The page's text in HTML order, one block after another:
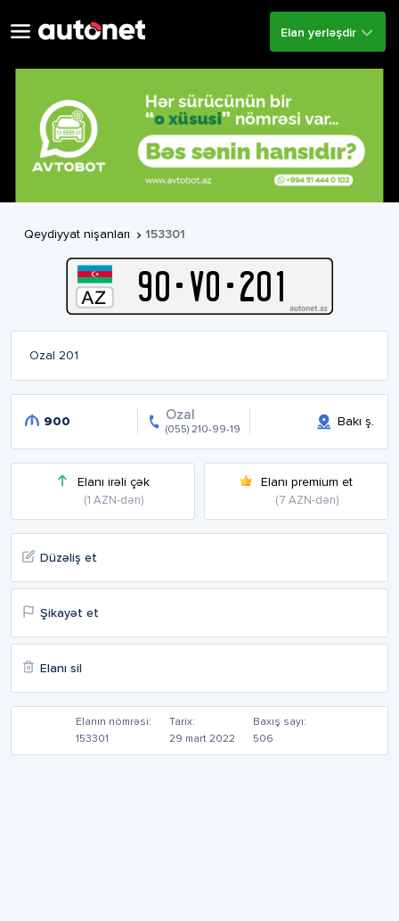
Elan yerləşdir
Qeydiyyat nişanları  153301
90-VO-201
Ozal 201
900 Ozal
(055) 210-99-19
Bakı ş.
Elanı irəli çək
(1 AZN-dən)
Elanı premium et
(7 AZN-dən)
Düzəliş et
Şikayət et
Elanı sil
Elanın nömrəsi:
153301
Tarix:
29 mart 2022
Baxış sayı:
506